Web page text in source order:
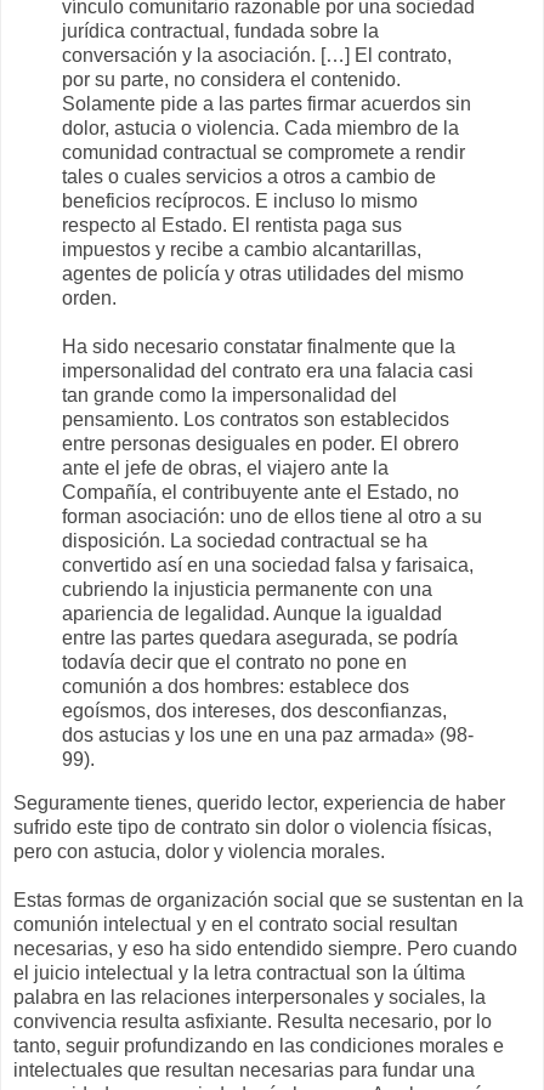
vínculo comunitario razonable por una sociedad
jurídica contractual, fundada sobre la
conversación y la asociación. […] El contrato,
por su parte, no considera el contenido.
Solamente pide a las partes firmar acuerdos sin
dolor, astucia o violencia. Cada miembro de la
comunidad contractual se compromete a rendir
tales o cuales servicios a otros a cambio de
beneficios recíprocos. E incluso lo mismo
respecto al Estado. El rentista paga sus
impuestos y recibe a cambio alcantarillas,
agentes de policía y otras utilidades del mismo
orden.
Ha sido necesario constatar finalmente que la
impersonalidad del contrato era una falacia casi
tan grande como la impersonalidad del
pensamiento. Los contratos son establecidos
entre personas desiguales en poder. El obrero
ante el jefe de obras, el viajero ante la
Compañía, el contribuyente ante el Estado, no
forman asociación: uno de ellos tiene al otro a su
disposición. La sociedad contractual se ha
convertido así en una sociedad falsa y farisaica,
cubriendo la injusticia permanente con una
apariencia de legalidad. Aunque la igualdad
entre las partes quedara asegurada, se podría
todavía decir que el contrato no pone en
comunión a dos hombres: establece dos
egoísmos, dos intereses, dos desconfianzas,
dos astucias y los une en una paz armada» (98-
99).
Seguramente tienes, querido lector, experiencia de haber
sufrido este tipo de contrato sin dolor o violencia físicas,
pero con astucia, dolor y violencia morales.
Estas formas de organización social que se sustentan en la
comunión intelectual y en el contrato social resultan
necesarias, y eso ha sido entendido siempre. Pero cuando
el juicio intelectual y la letra contractual son la última
palabra en las relaciones interpersonales y sociales, la
convivencia resulta asfixiante. Resulta necesario, por lo
tanto, seguir profundizando en las condiciones morales e
intelectuales que resultan necesarias para fundar una